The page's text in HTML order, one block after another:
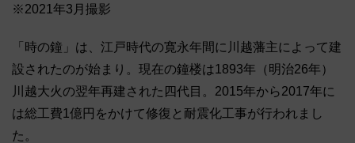
※2021年3月撮影
「時の鐘」は、江戸時代の寛永年間に川越藩主によって建
設されたのが始まり。現在の鐘楼は1893年（明治26年）
川越大火の翌年再建された四代目。2015年から2017年に
は総工費1億円をかけて修復と耐震化工事が行われまし
た。